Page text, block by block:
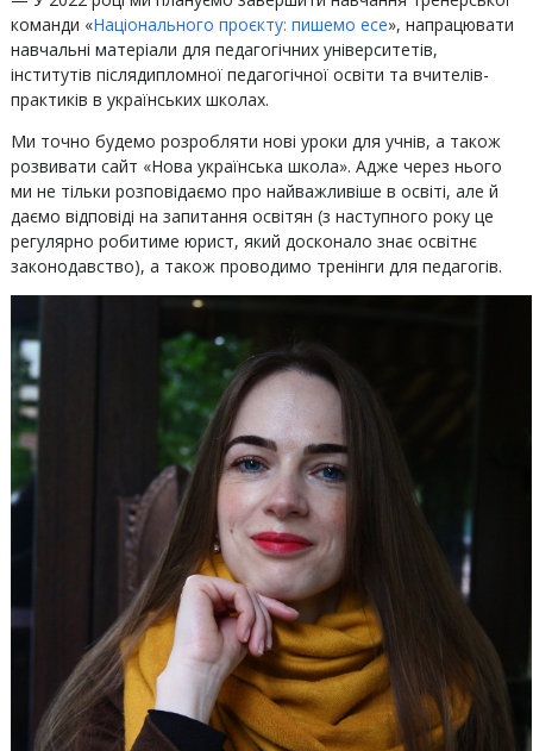
команди «Національного проєкту: пишемо есе», напрацювати
навчальні матеріали для педагогічних університетів,
інститутів післядипломної педагогічної освіти та вчителів-
практиків в українських школах.
Ми точно будемо розробляти нові уроки для учнів, а також
розвивати сайт «Нова українська школа». Адже через нього
ми не тільки розповідаємо про найважливіше в освіті, але й
даємо відповіді на запитання освітян (з наступного року це
регулярно робитиме юрист, який досконало знає освітнє
законодавство), а також проводимо тренінги для педагогів.